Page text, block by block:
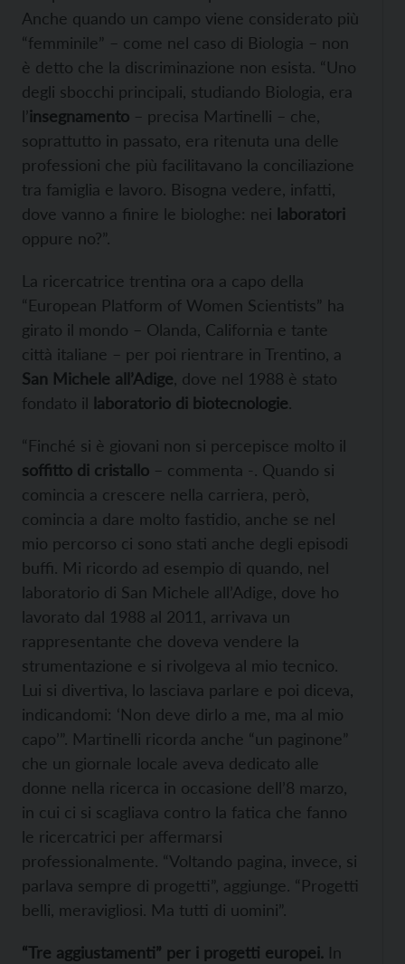
Anche quando un campo viene considerato più
“femminile” – come nel caso di Biologia – non
è detto che la discriminazione non esista. “Uno
degli sbocchi principali, studiando Biologia, era
l’insegnamento – precisa Martinelli – che,
soprattutto in passato, era ritenuta una delle
professioni che più facilitavano la conciliazione
tra famiglia e lavoro. Bisogna vedere, infatti,
dove vanno a finire le biologhe: nei laboratori
oppure no?”.
La ricercatrice trentina ora a capo della
“European Platform of Women Scientists” ha
girato il mondo – Olanda, California e tante
città italiane – per poi rientrare in Trentino, a
San Michele all’Adige , dove nel 1988 è stato
fondato il laboratorio di biotecnologie.
“Finché si è giovani non si percepisce molto il
soffitto di cristallo – commenta -. Quando si
comincia a crescere nella carriera, però,
comincia a dare molto fastidio, anche se nel
mio percorso ci sono stati anche degli episodi
buffi. Mi ricordo ad esempio di quando, nel
laboratorio di San Michele all’Adige, dove ho
lavorato dal 1988 al 2011, arrivava un
rappresentante che doveva vendere la
strumentazione e si rivolgeva al mio tecnico.
Lui si divertiva, lo lasciava parlare e poi diceva,
indicandomi: ‘Non deve dirlo a me, ma al mio
capo’”. Martinelli ricorda anche “un paginone”
che un giornale locale aveva dedicato alle
donne nella ricerca in occasione dell’8 marzo,
in cui ci si scagliava contro la fatica che fanno
le ricercatrici per affermarsi
professionalmente. “Voltando pagina, invece, si
parlava sempre di progetti”, aggiunge. “Progetti
belli, meravigliosi. Ma tutti di uomini”.
“Tre aggiustamenti” per i progetti europei. In